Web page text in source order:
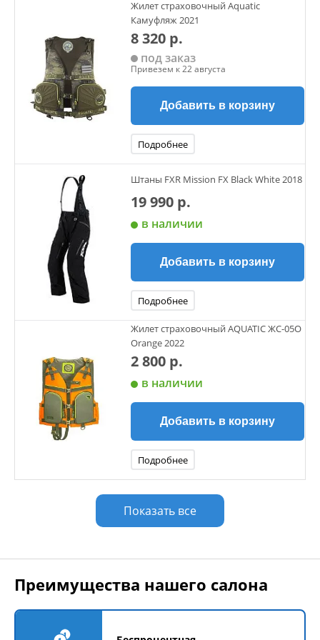
сползти в самый неподходящий момент
Жилет страховочный Aquatic
Камуфляж 2021
8 320 р.
под заказ
Привезем к 22 августа
Добавить в корзину
Подробнее
Штаны FXR Mission FX Black White 2018
19 990 р.
в наличии
Добавить в корзину
Подробнее
Жилет страховочный AQUATIC ЖС-05О
Orange 2022
2 800 р.
в наличии
Добавить в корзину
Подробнее
Показать все
Преимущества нашего салона